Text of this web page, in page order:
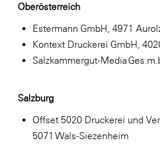
Oberösterreich
Estermann GmbH, 4971
Kontext Druckerei GmbH,
Salzkammergut-Media
Salzburg
Offset 5020 Druckerei und
5071 Wals-Siezenheim